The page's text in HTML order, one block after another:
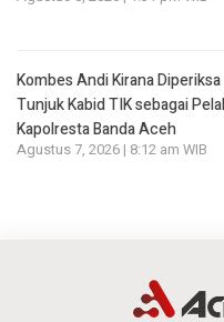
Kombes Andi Kirana
Tunjuk Kabid TIK sebagai
Kapolresta Banda Aceh
Agustus 7, 2026 | 8:12 am WIB